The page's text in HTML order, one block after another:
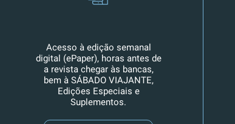
Acesso à edição semanal
digital (ePaper), horas antes de
a revista chegar às bancas,
bem à SÁBADO VIAJANTE,
Edições Especiais e
Suplementos.